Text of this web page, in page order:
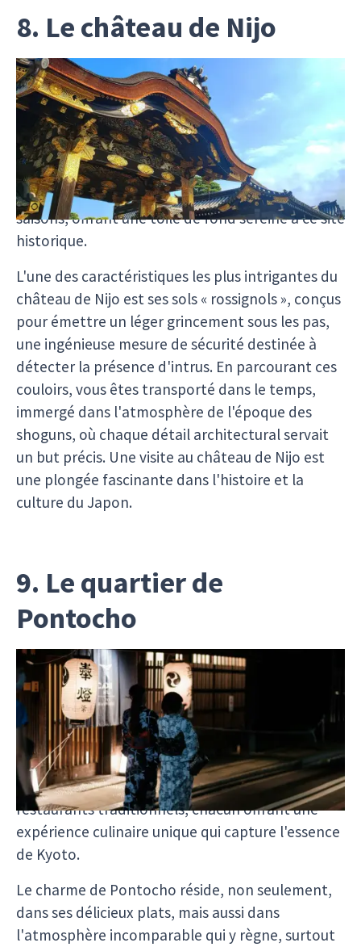
8. Le château de Nijo
Lechâteau de Nijoest un exemple captivant de
l'architecture de château japonais, illustrant à la
fois la grandeur et la subtilité de l'époque
féodale. Construit au début du XVIIe siècle, ce
château est entouré de magnifiques jardins
paysagers qui changent de visage avec les
saisons, offrant une toile de fond sereine à ce site
historique.
L'une des caractéristiques les plus intrigantes du
château de Nijo est ses sols « rossignols », conçus
pour émettre un léger grincement sous les pas,
une ingénieuse mesure de sécurité destinée à
détecter la présence d'intrus. En parcourant ces
couloirs, vous êtes transporté dans le temps,
immergé dans l'atmosphère de l'époque des
shoguns, où chaque détail architectural servait
un but précis. Une visite au château de Nijo est
une plongée fascinante dans l'histoire et la
culture du Japon.
9. Le quartier de
Pontocho
Pontochoest un quartier pittoresque et
enchanteur, niché le long des rives de la
Kamo . Ce quartier est réputé pour ses ruelles
étroites, où l'histoire et la modernité cohabitent
harmonieusement. En flânant dans ces passages
intimes, vous découvrirez une multitude de
restaurants traditionnels, chacun offrant une
expérience culinaire unique qui capture l'essence
de Kyoto.
Le charme de Pontocho réside, non seulement,
dans ses délicieux plats, mais aussi dans
l'atmosphère incomparable qui y règne, surtout